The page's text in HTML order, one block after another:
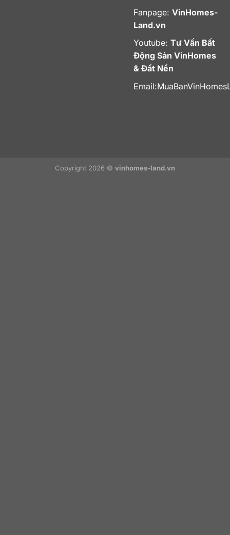
Fanpage: VinHomes-
Land.vn
Youtube: Tư Vấn Bất
Động Sản VinHomes
& Đất Nền
Email:
Copyright 2026 © vinhomes-land.vn